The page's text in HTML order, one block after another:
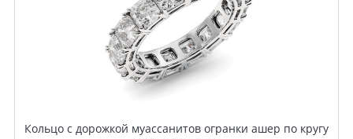
Кольцо с дорожкой муассанитов огранки ашер по кругу